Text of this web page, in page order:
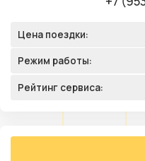
Цена поездки:
Режим работы:
Рейтинг сервиса: